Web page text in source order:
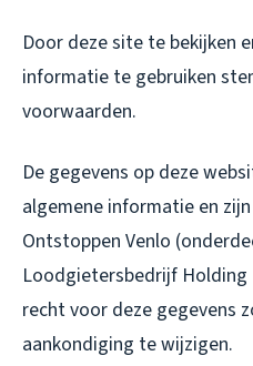
Door deze site te bekijken
informatie te gebruiken
voorwaarden.
De gegevens op deze
algemene informatie en
Ontstoppen Venlo
Loodgietersbedrijf Holding
recht voor deze gegevens
aankondiging te wijzigen.